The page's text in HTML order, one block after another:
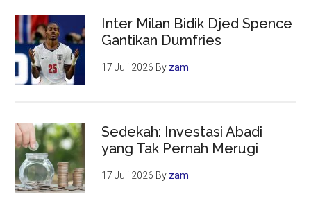
dari
Inter Milan Bidik Djed Spence
Gantikan Dumfries
17 Juli 2026 By zam
Sedekah: Investasi Abadi
yang Tak Pernah Merugi
17 Juli 2026 By zam